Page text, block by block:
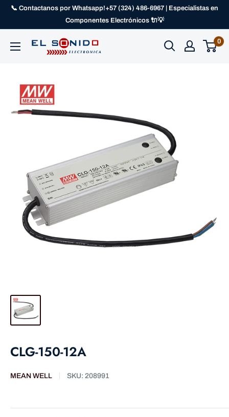
📞 Contactanos por Whatsapp!+57 (324) 486-6967 | Especialistas en
Componentes Electrónicos 🔌💡
0
CLG-150-12A
MEAN WELL SKU: 208991